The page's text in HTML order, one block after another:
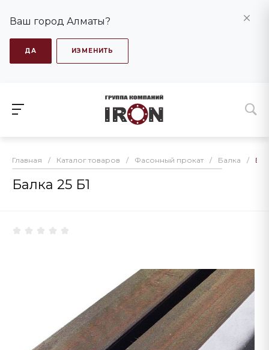
Ваш город Алматы?
ДА ИЗМЕНИТЬ
Главная / Каталог товаров / Фасонный прокат / Балка /
Балка 25 Б1